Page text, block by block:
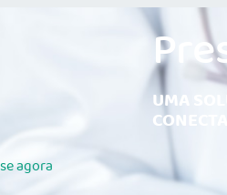
agora
UMA